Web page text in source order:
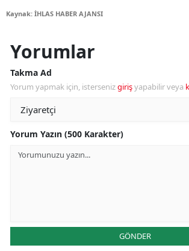
Kaynak: İHLAS HABER AJANSI
Yorumlar
Takma Ad
Yorum yapmak için, istersenizgirişyapabilir veya
Yorum Yazın (500 Karakter)
GÖNDER